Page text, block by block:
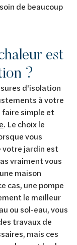
de beaucoup
est
?
d'isolation
à votre
faire simple et
. Le choix le
vous
votre jardin est
vraiment vous
maison
cas, une pompe
le meilleur
ou sol-eau, vous
travaux de
mais ces